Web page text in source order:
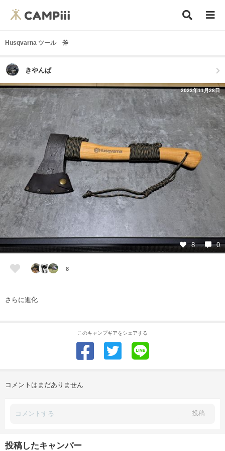
Husqvarna ツール 斧
きやんぱ
2023年11月28日
8 0
8
さらに進化
このキャンプギアをシェアする
コメントはまだありません
投稿
投稿したキャンパー